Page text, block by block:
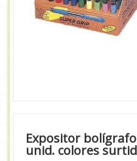
Expositor
unid. colores